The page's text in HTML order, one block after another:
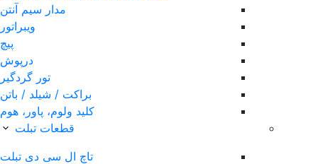
مدار سیم آنتن
ویبراتور
پیچ
درپوش
تور گردگیر
براکت / شیلد / باتن
کلید ولوم، پاور، هوم
قطعات تبلت
تاچ ال سی دی تبلت